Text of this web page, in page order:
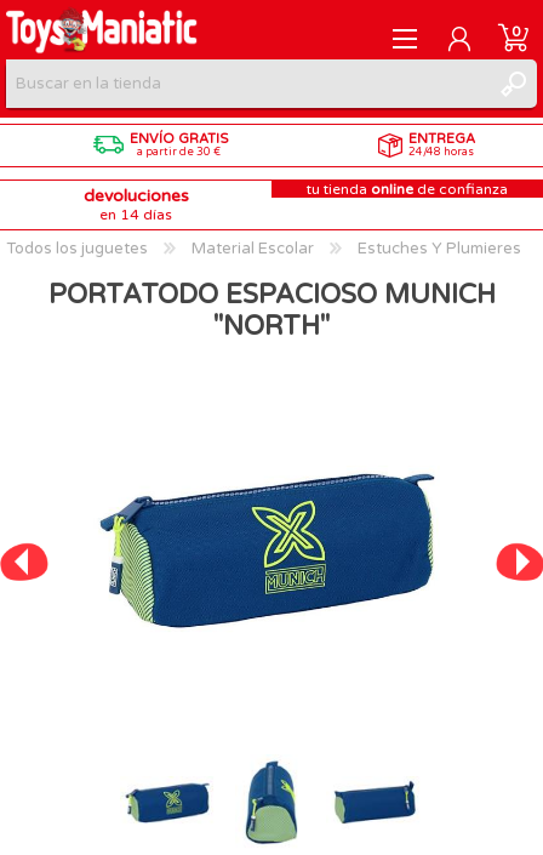
REGISTRARME
INICIAR SESIÓN
0
ENVÍO GRATIS
a partir de 30 €
ENTREGA
24/48 horas
devoluciones
en 14 días
tu tienda online de confianza
Todos los juguetes Material Escolar Estuches Y Plumieres
PORTATODO ESPACIOSO MUNICH
"NORTH"